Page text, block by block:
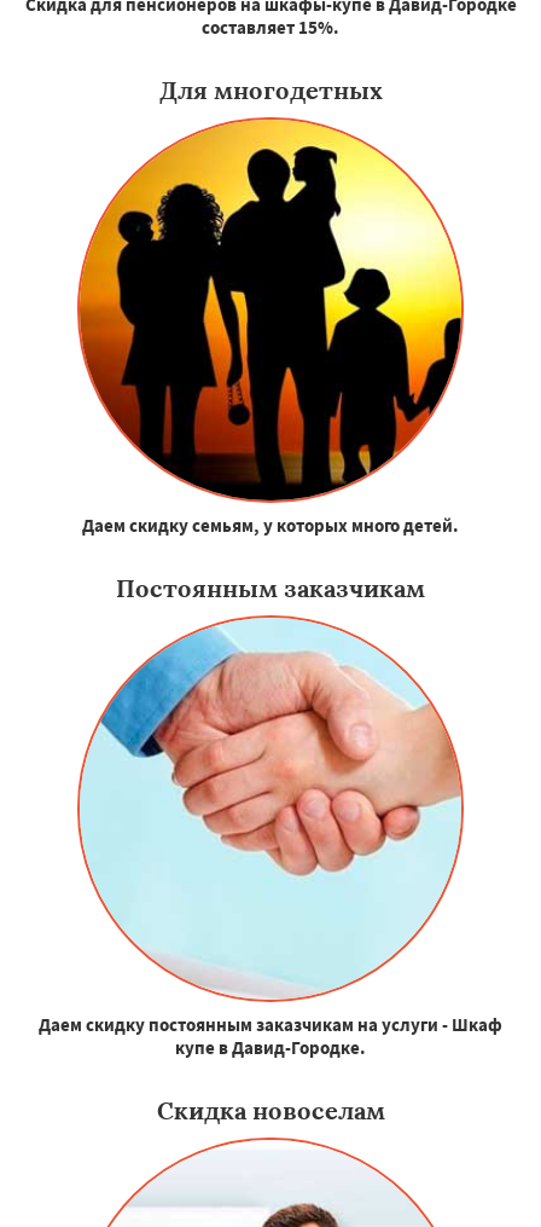
составляет 15%.
Для многодетных
Даем скидку семьям, у которых много детей.
Постоянным заказчикам
Даем скидку постоянным заказчикам на услуги - Шкаф
купе в Давид-Городке.
Скидка новоселам